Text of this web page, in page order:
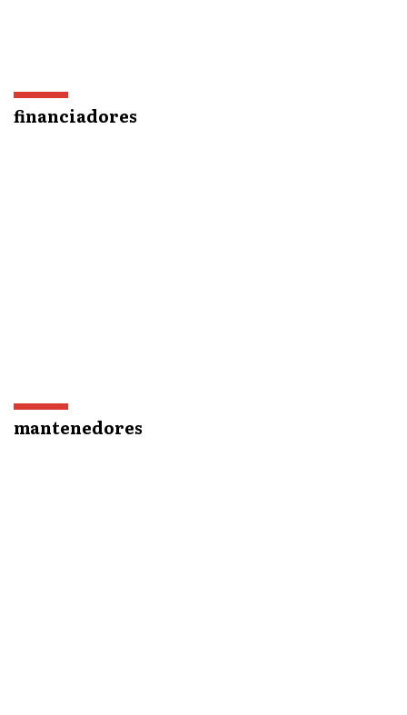
financiadores
mantenedores